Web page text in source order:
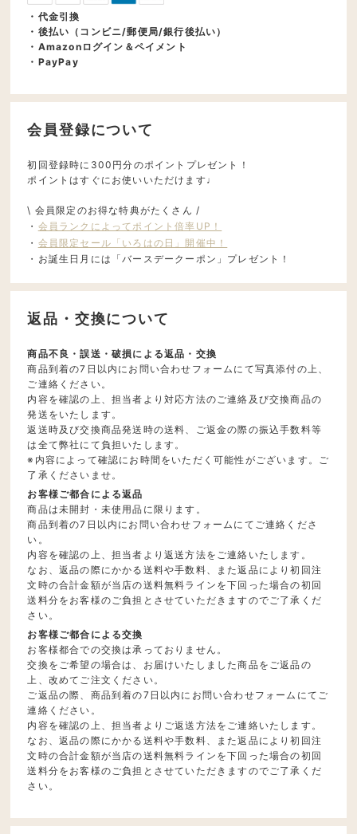
・代金引換
・後払い（コンビニ/郵便局/銀行後払い）
・Amazonログイン＆ペイメント
・PayPay
会員登録について
初回登録時に300円分のポイントプレゼント！
ポイントはすぐにお使いいただけます♩
\ 会員限定のお得な特典がたくさん /
・ 会員ランクによってポイント倍率UP！
・ 会員限定セール「いろはの日」開催中！
・お誕生日月には「バースデークーポン」プレゼント！
返品・交換について
商品不良・誤送・破損による返品・交換
商品到着の7日以内にお問い合わせフォームにて写真添付の上、
ご連絡ください。
内容を確認の上、担当者より対応方法のご連絡及び交換商品の
発送をいたします。
返送時及び交換商品発送時の送料、ご返金の際の振込手数料等
は全て弊社にて負担いたします。
※内容によって確認にお時間をいただく可能性がございます。ご
了承くださいませ。
お客様ご都合による返品
商品は未開封・未使用品に限ります。
商品到着の7日以内にお問い合わせフォームにてご連絡くださ
い。
内容を確認の上、担当者より返送方法をご連絡いたします。
なお、返品の際にかかる送料や手数料、また返品により初回注
文時の合計金額が当店の送料無料ラインを下回った場合の初回
送料分をお客様のご負担とさせていただきますのでご了承くだ
さい。
お客様ご都合による交換
お客様都合での交換は承っておりません。
交換をご希望の場合は、お届けいたしました商品をご返品の
上、改めてご注文ください。
ご返品の際、商品到着の7日以内にお問い合わせフォームにてご
連絡ください。
内容を確認の上、担当者よりご返送方法をご連絡いたします。
なお、返品の際にかかる送料や手数料、また返品により初回注
文時の合計金額が当店の送料無料ラインを下回った場合の初回
送料分をお客様のご負担とさせていただきますのでご了承くだ
さい。